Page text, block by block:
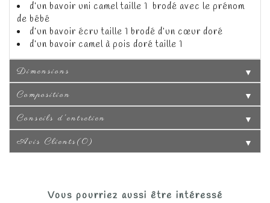
d’un bavoir uni camel taille 1 brodé avec le prénom
de bébé
d’un bavoir écru taille 1 brodé d’un cœur doré
d’un bavoir camel à pois doré taille 1
Dimensions ▼
Composition ▼
Conseils d'entretien ▼
Avis Clients(0) ▼
Vous pourriez aussi être intéressé